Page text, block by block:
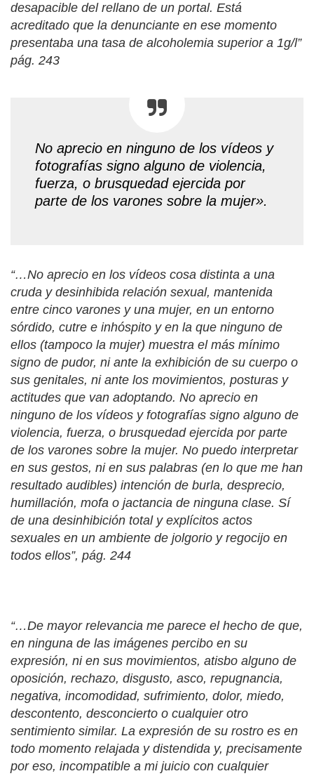
desapacible del rellano de un portal. Está
acreditado que la denunciante en ese momento
presentaba una tasa de alcoholemia superior a 1g/l”
pág. 243
No aprecio en ninguno de los vídeos y
fotografías signo alguno de violencia,
fuerza, o brusquedad ejercida por
parte de los varones sobre la mujer».
“…No aprecio en los vídeos cosa distinta a una
cruda y desinhibida relación sexual, mantenida
entre cinco varones y una mujer, en un entorno
sórdido, cutre e inhóspito y en la que ninguno de
ellos (tampoco la mujer) muestra el más mínimo
signo de pudor, ni ante la exhibición de su cuerpo o
sus genitales, ni ante los movimientos, posturas y
actitudes que van adoptando. No aprecio en
ninguno de los vídeos y fotografías signo alguno de
violencia, fuerza, o brusquedad ejercida por parte
de los varones sobre la mujer. No puedo interpretar
en sus gestos, ni en sus palabras (en lo que me han
resultado audibles) intención de burla, desprecio,
humillación, mofa o jactancia de ninguna clase. Sí
de una desinhibición total y explícitos actos
sexuales en un ambiente de jolgorio y regocijo en
todos ellos”, pág. 244
“…De mayor relevancia me parece el hecho de que,
en ninguna de las imágenes percibo en su
expresión, ni en sus movimientos, atisbo alguno de
oposición, rechazo, disgusto, asco, repugnancia,
negativa, incomodidad, sufrimiento, dolor, miedo,
descontento, desconcierto o cualquier otro
sentimiento similar. La expresión de su rostro es en
todo momento relajada y distendida y, precisamente
por eso, incompatible a mi juicio con cualquier